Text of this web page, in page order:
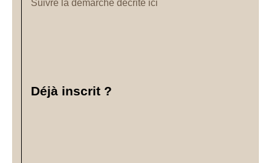
Suivre la démarche décrite ici
Déjà inscrit ?